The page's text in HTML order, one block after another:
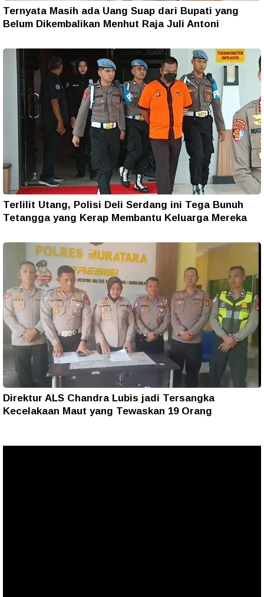
Ternyata Masih ada Uang Suap dari Bupati yang
Belum Dikembalikan Menhut Raja Juli Antoni
Terlilit Utang, Polisi Deli Serdang ini Tega Bunuh
Tetangga yang Kerap Membantu Keluarga Mereka
Direktur ALS Chandra Lubis jadi Tersangka
Kecelakaan Maut yang Tewaskan 19 Orang